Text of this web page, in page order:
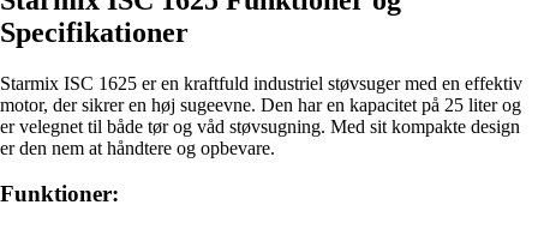
Specifikationer
Starmix ISC 1625 er en kraftfuld industriel støvsuger med en effektiv
motor, der sikrer en høj sugeevne. Den har en kapacitet på 25 liter og
er velegnet til både tør og våd støvsugning. Med sit kompakte design
er den nem at håndtere og opbevare.
Funktioner: